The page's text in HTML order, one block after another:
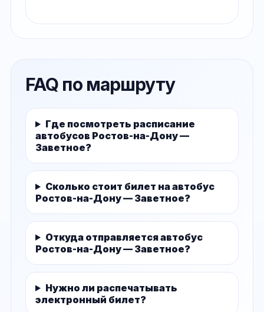
FAQ по маршруту
Где посмотреть расписание
автобусов Ростов-на-Дону —
Заветное?
Сколько стоит билет на автобус
Ростов-на-Дону — Заветное?
Откуда отправляется автобус
Ростов-на-Дону — Заветное?
Нужно ли распечатывать
электронный билет?